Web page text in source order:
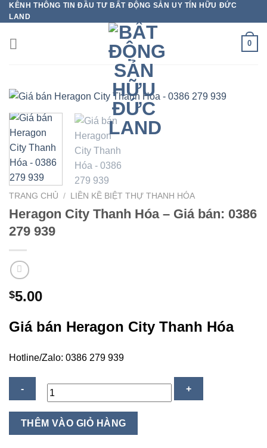
Bỏ
qua
nội
dung
KÊNH THÔNG TIN ĐẦU TƯ BẤT ĐỘNG SẢN UY TÍN HỮU ĐỨC
LAND
0
TRANG CHỦ / LIỀN KỀ BIỆT THỰ THANH HÓA
Heragon City Thanh Hóa – Giá bán: 0386
279 939
$5.00
Giá bán Heragon City Thanh Hóa
Hotline/Zalo: 0386 279 939
Heragon
THÊM VÀO GIỎ HÀNG